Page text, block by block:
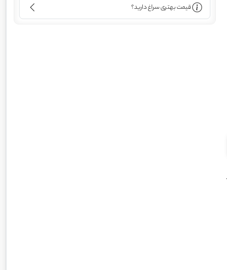
قیمت بهتری سراغ دارید؟